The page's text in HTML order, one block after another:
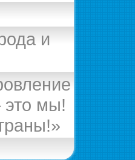
и
это мы!